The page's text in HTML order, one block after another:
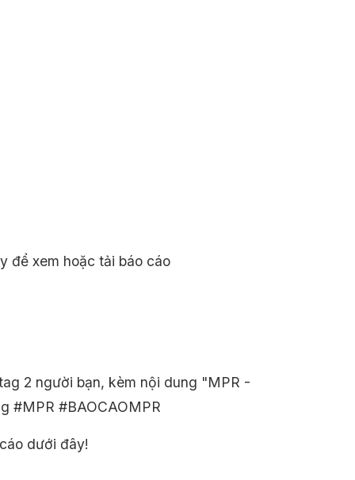
để xem hoặc tải báo cáo
2 người bạn, kèm nội dung "MPR -
#MPR #BAOCAOMPR
dưới đây!